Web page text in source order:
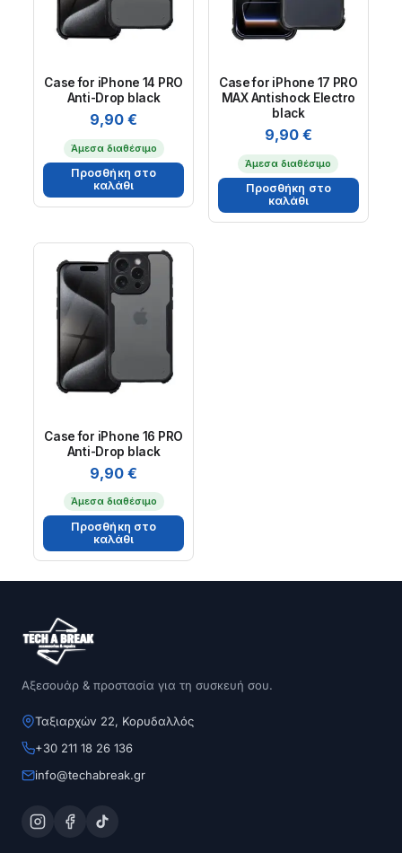
Case for iPhone 14 PRO
Anti-Drop black
9,90€
Άμεσα διαθέσιμο
Προσθήκη στο
καλάθι
Case for iPhone 17 PRO
MAX Antishock Electro
black
9,90 €
Άμεσα διαθέσιμο
Προσθήκη στο
καλάθι
Case for iPhone 16 PRO
Anti-Drop black
9,90€
Άμεσα διαθέσιμο
Προσθήκη στο
καλάθι
Αξεσουάρ & προστασία για τη συσκευή σου.
Ταξιαρχών 22, Κορυδαλλός
+30 211 18 26 136
info@techabreak.gr